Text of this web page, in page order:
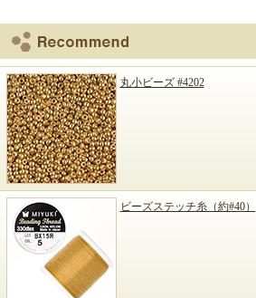
丸小ビーズ #4202
ビーズステッチ糸（約#40）